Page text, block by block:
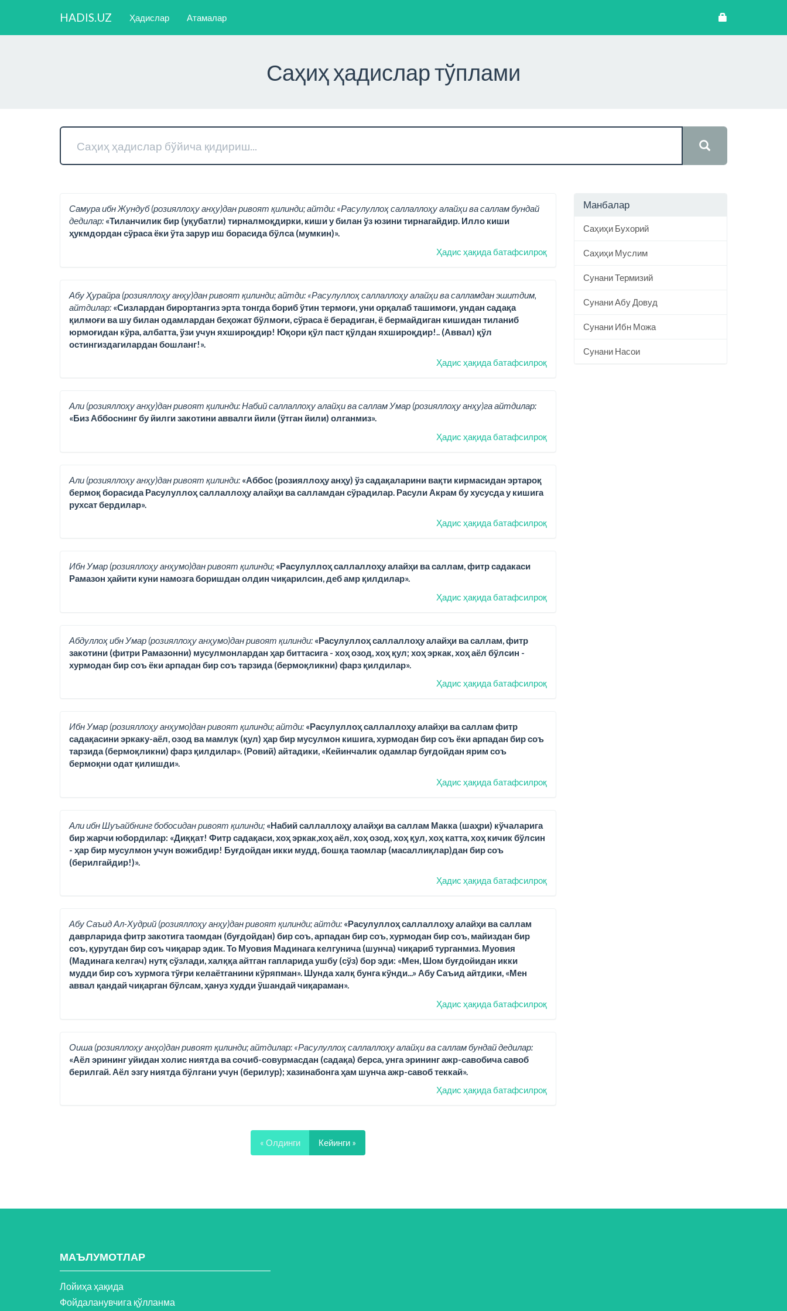
HADIS.UZ Ҳадислар Атамалар
Саҳиҳ ҳадислар тўплами
Самура ибн Жундуб (розияллоҳу анҳу)дан ривоят қилинди; айтди: «Расулуллоҳ саллаллоҳу алайҳи ва саллам бундай
дедилар: «Тиланчилик бир (уқубатли) тирналмоқдирки, киши у билан ўз юзини тирнагайдир. Илло киши
ҳукмдордан сўраса ёки ўта зарур иш борасида бўлса (мумкин)».
Ҳадис ҳақида батафсилроқ
Абу Ҳурайра (розияллоҳу анҳу)дан ривоят қилинди; айтди: «Расулуллоҳ саллаллоҳу алайҳи ва салламдан эшитдим,
айтдилар: «Сизлардан бирортангиз эрта тонгда бориб ўтин термоғи, уни орқалаб ташимоғи, ундан садақа
қилмоғи ва шу билан одамлардан беҳожат бўлмоғи, сўраса ё берадиган, ё бермайдиган кишидан тиланиб
юрмоғидан кўра, албатта, ўзи учун яхшироқдир! Юқори қўл паст қўлдан яхшироқдир!.. (Аввал) қўл
остингиздагилардан бошланг!».
Ҳадис ҳақида батафсилроқ
Али (розияллоҳу анҳу)дан ривоят қилинди: Набий саллаллоҳу алайҳи ва саллам Умар (розияллоҳу анҳу)га айтдилар:
«Биз Аббоснинг бу йилги закотини аввалги йили (ўтган йили) олганмиз».
Ҳадис ҳақида батафсилроқ
Али (розияллоҳу анҳу)дан ривоят қилинди: «Аббос (розияллоҳу анҳу) ўз садақаларини вақти кирмасидан эртароқ
бермоқ борасида Расулуллоҳ саллаллоҳу алайҳи ва салламдан сўрадилар. Расули Акрам бу хусусда у кишига
рухсат бердилар».
Ҳадис ҳақида батафсилроқ
Ибн Умар (розияллоҳу анҳумо)дан ривоят қилинди; «Расулуллоҳ саллаллоҳу алайҳи ва саллам, фитр садакаси
Рамазон ҳайити куни намозга боришдан олдин чиқарилсин, деб амр қилдилар».
Ҳадис ҳақида батафсилроқ
Абдуллоҳ ибн Умар (розияллоҳу анҳумо)дан ривоят қилинди: «Расулуллоҳ саллаллоҳу алайҳи ва саллам, фитр
закотини (фитри Рамазонни) мусулмонлардан ҳар биттасига - хоҳ озод, хоҳ қул; хоҳ эркак, хоҳ аёл бўлсин -
хурмодан бир соъ ёки арпадан бир соъ тарзида (бермоқликни) фарз қилдилар».
Ҳадис ҳақида батафсилроқ
Ибн Умар (розияллоҳу анҳумо)дан ривоят қилинди; айтди: «Расулуллоҳ саллаллоҳу алайҳи ва саллам фитр
садақасини эркаку-аёл, озод ва мамлук (қул) ҳар бир мусулмон кишига, хурмодан бир соъ ёки арпадан бир соъ
тарзида (бермоқликни) фарз қилдилар». (Ровий) айтадики, «Кейинчалик одамлар буғдойдан ярим соъ
бермоқни одат қилишди».
Ҳадис ҳақида батафсилроқ
Али ибн Шуъайбнинг бобосидан ривоят қилинди; «Набий саллаллоҳу алайҳи ва саллам Макка (шаҳри) кўчаларига
бир жарчи юбордилар: «Диққат! Фитр садақаси, хоҳ эркак,хоҳ аёл, хоҳ озод, хоҳ қул, хоҳ катта, хоҳ кичик бўлсин
- ҳар бир мусулмон учун вожибдир! Буғдойдан икки мудд, бошқа таомлар (масаллиқлар)дан бир соъ
(берилгайдир!)».
Ҳадис ҳақида батафсилроқ
Абу Саъид Ал-Худрий (розияллоҳу анҳу)дан ривоят қилинди; айтди: «Расулуллоҳ саллаллоҳу алайҳи ва саллам
даврларида фитр закотига таомдан (буғдойдан) бир соъ, арпадан бир соъ, хурмодан бир соъ, майиздан бир
соъ, қурутдан бир соъ чиқарар эдик. То Муовия Мадинага келгунича (шунча) чиқариб турганмиз. Муовия
(Мадинага келгач) нутқ сўзлади, халққа айтган гапларида ушбу (сўз) бор эди: «Мен, Шом буғдойидан икки
мудди бир соъ хурмога тўғри келаётганини кўряпман». Шунда халқ бунга кўнди...» Абу Саъид айтдики, «Мен
аввал қандай чиқарган бўлсам, ҳануз худди ўшандай чиқараман».
Ҳадис ҳақида батафсилроқ
Оиша (розияллоҳу анҳо)дан ривоят қилинди; айтдилар: «Расулуллоҳ саллаллоҳу алайҳи ва саллам бундай дедилар:
«Аёл эрининг уйидан холис ниятда ва сочиб-совурмасдан (садақа) берса, унга эрининг ажр-савобича савоб
берилгай. Аёл эзгу ниятда бўлгани учун (берилур); хазинабонга ҳам шунча ажр-савоб теккай».
Ҳадис ҳақида батафсилроқ
« Олдинги Кейинги »
Манбалар
Саҳиҳи Бухорий
Саҳиҳи Муслим
Сунани Термизий
Сунани Абу Довуд
Сунани Ибн Можа
Сунани Насои
МАЪЛУМОТЛАР
Лойиҳа ҳақида
Фойдаланувчига қўлланма